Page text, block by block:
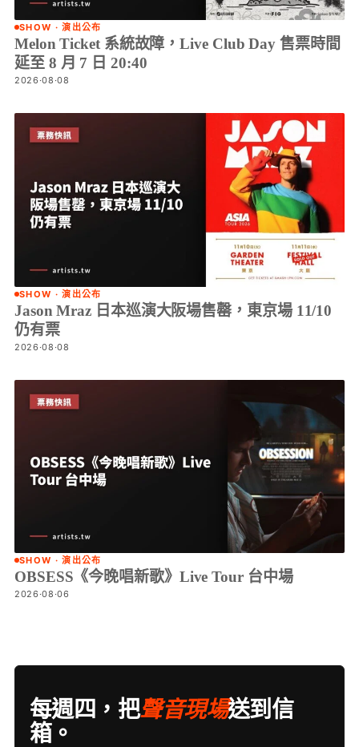
SHOW · 演出公布
Melon Ticket 系統故障，Live Club Day 售票時間
延至 8 月 7 日 20:40
2026·08·08
SHOW · 演出公布
Jason Mraz 日本巡演大阪場售罄，東京場 11/10
仍有票
2026·08·08
SHOW · 演出公布
OBSESS《今晚唱新歌》Live Tour 台中場
2026·08·06
每週四，把聲音現場送到信
箱。